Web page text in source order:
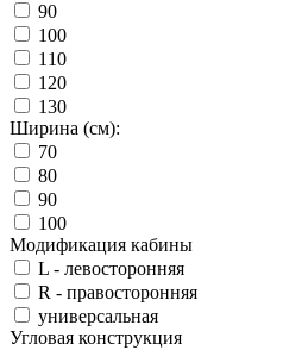
90
100
110
120
130
Ширина (см):
70
80
90
100
Модификация кабины
L - левосторонняя
R - правосторонняя
универсальная
Угловая конструкция